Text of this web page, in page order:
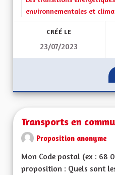
environnementales et
CRÉÉ LE
23/07/2023
Transports en
Proposition anonyme
Mon Code postal (ex : 68
proposition : Quels sont